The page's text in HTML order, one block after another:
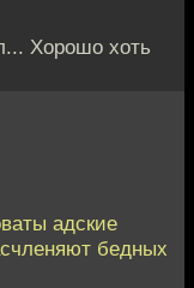
Хорошо хоть
адские
бедных